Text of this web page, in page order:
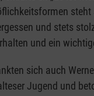
und stets
und ein
sich auch
Jugend und